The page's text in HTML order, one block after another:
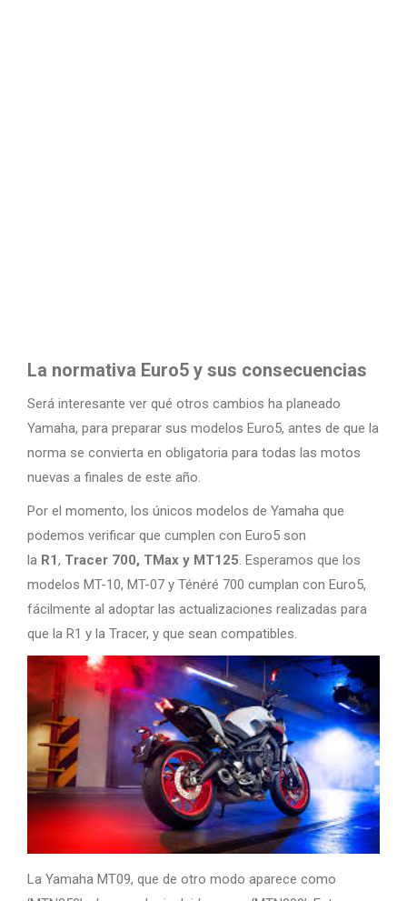
La normativa Euro5 y sus consecuencias
Será interesante ver qué otros cambios ha planeado
Yamaha, para preparar sus modelos Euro5, antes de que la
norma se convierta en obligatoria para todas las motos
nuevas a finales de este año.
Por el momento, los únicos modelos de Yamaha que
podemos verificar que cumplen con Euro5 son
la R1, Tracer 700, TMax y MT125. Esperamos que los
modelos MT-10, MT-07 y Ténéré 700 cumplan con Euro5,
fácilmente al adoptar las actualizaciones realizadas para
que la R1 y la Tracer, y que sean compatibles.
La Yamaha MT09, que de otro modo aparece como